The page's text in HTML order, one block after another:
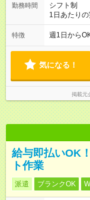
勤務時間
シフト制
1日あたり
の間で8時間勤務
なし ＊＊ 勤務時間例 ＊＊ ■8時から17時 ■9時から18時 ■10
定（毎週同
特徴 週1日から
気になる！
掲載元
給与即払いOK
ト作業
派遣 ブランクOK